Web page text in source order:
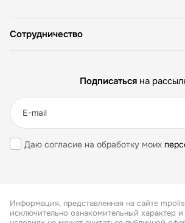
Сотрудничество
Подписаться на
Даю согласие на обработку моих
Информация, представленная на сайте
исключительно ознакомительный характер